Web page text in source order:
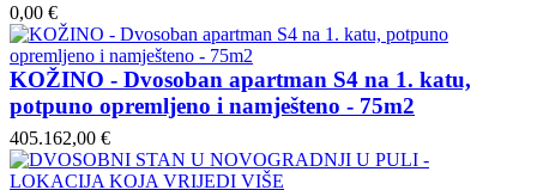
0,00 €
KOŽINO - Dvosoban apartman S4 na 1. katu,
potpuno opremljeno i namješteno - 75m2
405.162,00 €